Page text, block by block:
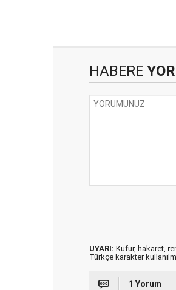
HABERE
UYARI: Küfür, hakaret,
Türkçe karakter
1 Yorum